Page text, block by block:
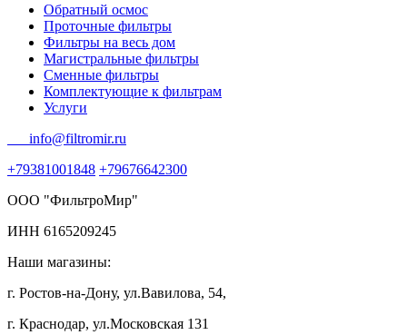
Обратный осмос
Проточные фильтры
Фильтры на весь дом
Магистральные фильтры
Сменные фильтры
Комплектующие к фильтрам
Услуги
info@filtromir.ru
+79381001848 +79676642300
ООО "ФильтроМир"
ИНН 6165209245
Наши магазины:
г. Ростов-на-Дону, ул.Вавилова, 54,
г. Краснодар, ул.Московская 131